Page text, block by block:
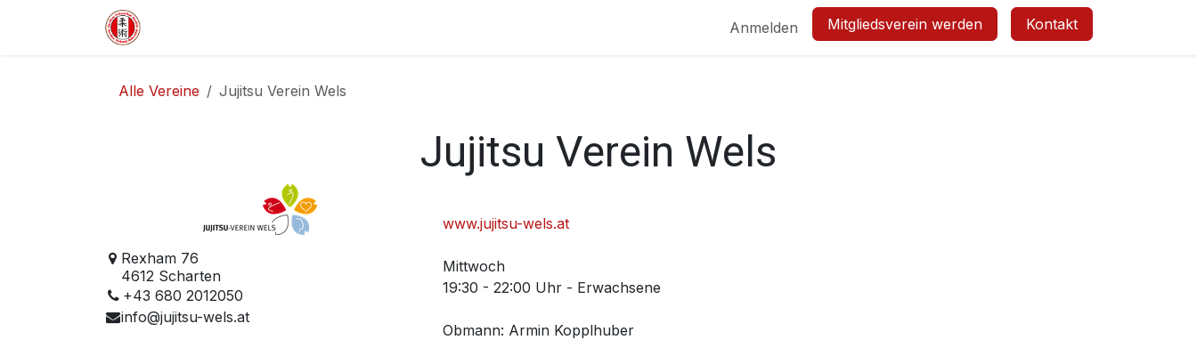
Zum Inhalt springen
Anmelden Mitgliedsverein werden Kontakt
Alle Vereine Jujitsu Verein Wels
Jujitsu Verein Wels
Rexham 76
4612 Scharten
+43 680 2012050
info@jujitsu-wels.at
www.jujitsu-wels.at
Mittwoch
19:30 - 22:00 Uhr - Erwachsene
Obmann: Armin Kopplhuber